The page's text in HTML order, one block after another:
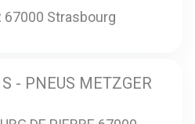
67000 Strasbourg
- PNEUS METZGER